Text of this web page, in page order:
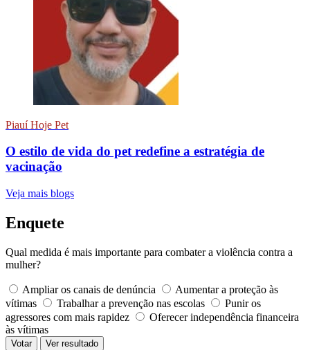
Piauí Hoje Pet
O estilo de vida do pet redefine a estratégia de
vacinação
Veja mais blogs
Enquete
Qual medida é mais importante para combater a violência contra a
mulher?
Ampliar os canais de denúncia
Aumentar a proteção às
vítimas
Trabalhar a prevenção nas escolas
Punir os
agressores com mais rapidez
Oferecer independência financeira
às vítimas
Votar Ver resultado